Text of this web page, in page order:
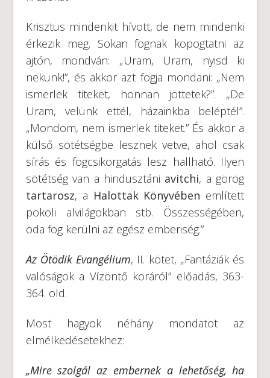
Krisztus mindenkit hívott, de nem mindenki
érkezik meg. Sokan fognak kopogtatni az
ajtón, mondván: „Uram, Uram, nyisd ki
nekünk!”, és akkor azt fogja mondani: „Nem
ismerlek titeket, honnan jöttetek?”. „De
Uram, velünk ettél, házainkba beléptél”.
„Mondom, nem ismerlek titeket.” És akkor a
külső sötétségbe lesznek vetve, ahol csak
sírás és fogcsikorgatás lesz hallható. Ilyen
sötétség van a hindusztáni avitchi, a görög
tartarosz, a Halottak Könyvében említett
pokoli alvilágokban stb. Összességében,
oda fog kerülni az egész emberiség.”
Az Ötödik Evangélium, II. kötet, „Fantáziák és
valóságok a Vízöntő koráról” előadás, 363-
364. old.
Most hagyok néhány mondatot az
elmélkedésetekhez:
„Mire szolgál az embernek a lehetőség, ha